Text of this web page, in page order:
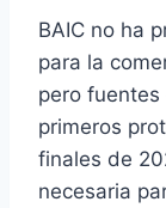
BAIC no ha
para la
pero
primeros
finales de
necesaria